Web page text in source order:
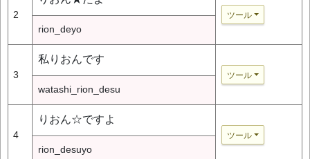
2 ツール
rion_deyo
3
私りおんです
ツール
watashi_rion_desu
4
りおん☆ですよ
ツール
rion_desuyo